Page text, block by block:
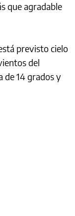
que agradable
previsto cielo
del
de 14 grados y